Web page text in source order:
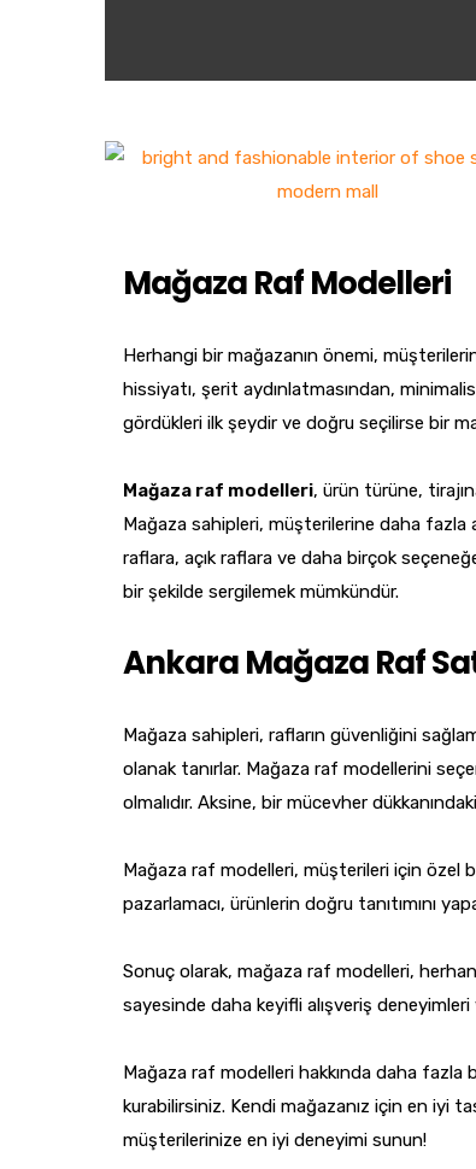
Mağaza Raf Modelleri
Herhangi bir mağazanın önemi,
hissiyatı, şerit aydınlatmasından,
gördükleri ilk şeydir ve doğru seçilirse bir
Mağaza raf modelleri, ürün türüne,
Mağaza sahipleri, müşterilerine daha fazla
raflara, açık raflara ve daha birçok
bir şekilde sergilemek mümkündür.
Ankara Mağaza Raf
Mağaza sahipleri, rafların güvenliğini
olanak tanırlar. Mağaza raf modellerini
olmalıdır. Aksine, bir mücevher
Mağaza raf modelleri, müşterileri için özel
pazarlamacı, ürünlerin doğru tanıtımını
Sonuç olarak, mağaza raf modelleri,
sayesinde daha keyifli alışveriş deneyimleri
Mağaza raf modelleri hakkında daha
kurabilirsiniz. Kendi mağazanız için en iyi
müşterilerinize en iyi deneyimi sunun!